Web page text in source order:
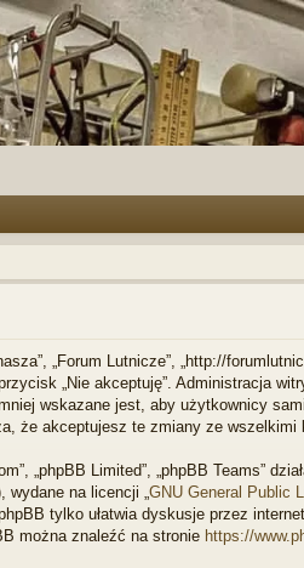
„Forum Lutnicze”, „http://
„Nie akceptuję”. Administracja
wskazane jest, aby użytkownicy
że akceptujesz te zmiany ze wszelkimi
„phpBB Limited”, „phpBB Teams”
na licencji „ GNU General Public
phpBB tylko ułatwia dyskusje przez
można znaleźć na stronie https://